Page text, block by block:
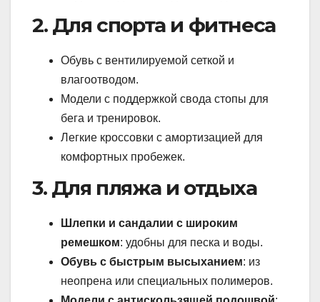
2. Для спорта и фитнеса
Обувь с вентилируемой сеткой и
влагоотводом.
Модели с поддержкой свода стопы для
бега и тренировок.
Легкие кроссовки с амортизацией для
комфортных пробежек.
3. Для пляжа и отдыха
Шлепки и сандалии с широким
ремешком: удобны для песка и воды.
Обувь с быстрым высыханием: из
неопрена или специальных полимеров.